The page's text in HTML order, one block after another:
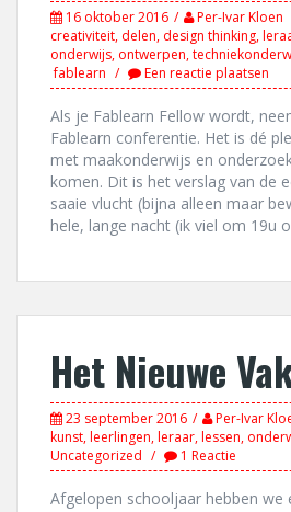
16 oktober 2016 Per-Ivar Kloen
creativiteit, delen, design thinking,
onderwijs, ontwerpen,
fablearn
Een reactie plaatsen
Als je Fablearn Fellow wordt,
Fablearn conferentie. Het is dé
met maakonderwijs en
komen. Dit is het verslag van de
saaie vlucht (bijna alleen maar
hele, lange nacht (ik viel om 19u
Het Nieuwe
23 september 2016 Per-Ivar
kunst,leerlingen,leraar,lessen,
Uncategorized
1 Reactie
Afgelopen schooljaar hebben we